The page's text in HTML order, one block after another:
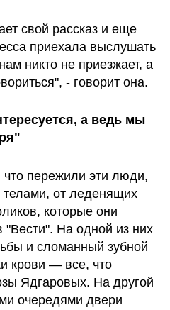
свой рассказ и еще
приехала выслушать
никто не приезжает, а
- говорит она.
а ведь мы
что пережили эти люди,
телами, от леденящих
которые они
"Вести". На одной из них
и сломанный зубной
крови — все, что
Ядгаровых. На другой
очередями двери